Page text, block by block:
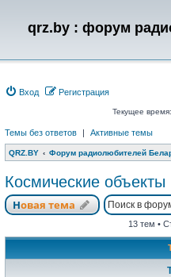
qrz.by : форум
Вход Регистрация
Текущее
Темы без ответов | Активные темы
QRZ.BY Форум радиолюбителей
Космические объекты
Новая тема
13 тем •